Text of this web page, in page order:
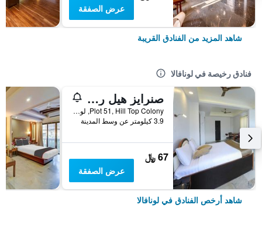
عرض الصفقة
شاهد المزيد من الفنادق القريبة
فنادق رخيصة في لونافالا
صنرايز هيل ريزورت
Plot 51, Hill Top Colony, لونافالا, الهند
3.9 كيلومتر عن وسط المدينة
67 ﷼
عرض الصفقة
شاهد أرخص الفنادق في لونافالا